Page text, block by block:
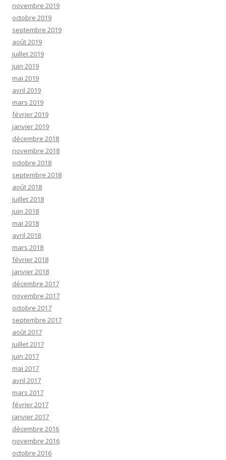
novembre 2019
octobre 2019
septembre 2019
août 2019
juillet 2019
juin 2019
mai 2019
avril 2019
mars 2019
février 2019
janvier 2019
décembre 2018
novembre 2018
octobre 2018
septembre 2018
août 2018
juillet 2018
juin 2018
mai 2018
avril 2018
mars 2018
février 2018
janvier 2018
décembre 2017
novembre 2017
octobre 2017
septembre 2017
août 2017
juillet 2017
juin 2017
mai 2017
avril 2017
mars 2017
février 2017
janvier 2017
décembre 2016
novembre 2016
octobre 2016